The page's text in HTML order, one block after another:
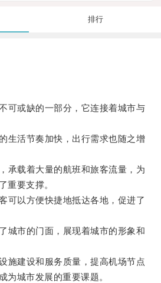
排行
或缺的一部分，它连接着城市与
活节奏加快，出行需求也随之增
载着大量的航班和旅客流量，为
重要支撑。
以方便快捷地抵达各地，促进了
市的门面，展现着城市的形象和
建设和服务质量，提高机场节点
为城市发展的重要课题。